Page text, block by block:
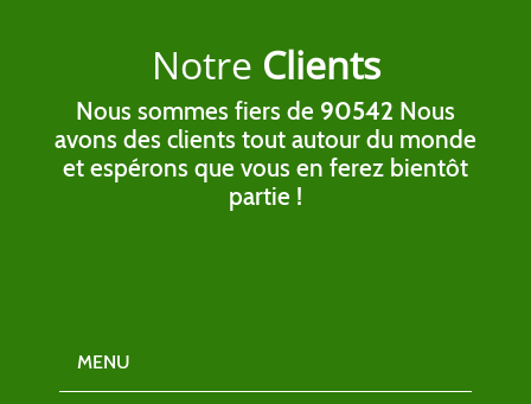
Notre Clients
Nous sommes fiers de 90542 Nous
avons des clients tout autour du monde
et espérons que vous en ferez bientôt
partie !
MENU